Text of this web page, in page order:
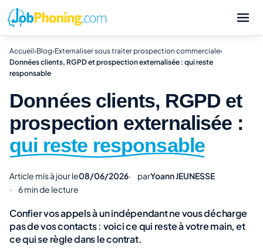
Accueil›Blog›Externaliser sous traiter prospection commerciale›
Données clients, RGPD et prospection externalisée : qui reste
responsable
Données clients, RGPD et
prospection externalisée :
qui reste responsable
Article mis à jour le08/06/2026 parYoann JEUNESSE
6 min de lecture
Confier vos appels à un indépendant ne vous décharge
pas de vos contacts : voici ce qui reste à votre main, et
ce qui se règle dans le contrat.